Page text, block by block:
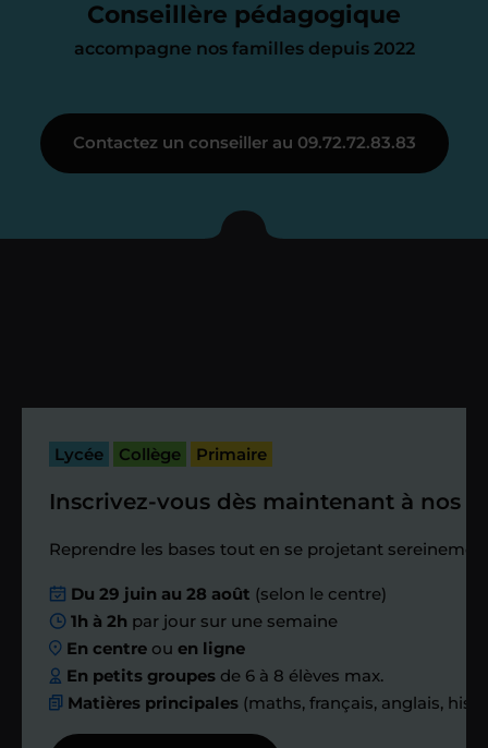
Conseillère pédagogique
accompagne nos familles depuis 2022
Je vous présente votre
enseignant sous 72
passé.
Étape 4
Nous planifions
ensemble des
échanges réguliers
Afin de suivre le travail et les progrès
Contactez un conseiller au 09.72.72.83.83
Lycée Collège Primaire
Inscrivez-vous dès maintenant à nos
Reprendre les bases tout en se projetant
Du 29 juin au 28 août (selon le centre)
1h à 2h par jour sur une semaine
En centre ouen ligne
En petits groupes de 6 à 8 élèves max.
Matières principales (maths, français, anglais,